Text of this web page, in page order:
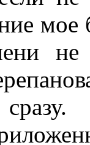
мое
не